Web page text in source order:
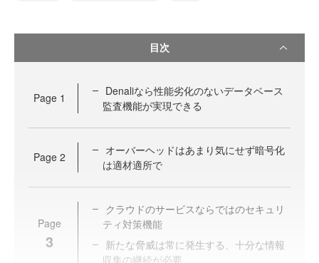
目次
Page 1
Denaliなら性能劣化のないデータベース
監査機能が実現できる
Page 2
オーバーヘッドはあまり気にせず暗号化
は適材適所で
Page
3
クラウドのサービスならではのセキュリ
ティ対策機能
新たな脅威は常に発生する、十分な情報
収集の継続が必要